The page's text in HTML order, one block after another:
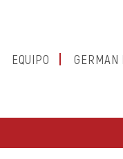
EQUIPO GERMAN